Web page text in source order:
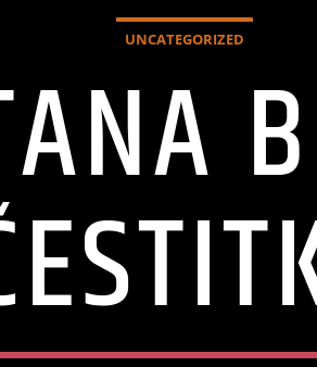
UNCATEGORIZED